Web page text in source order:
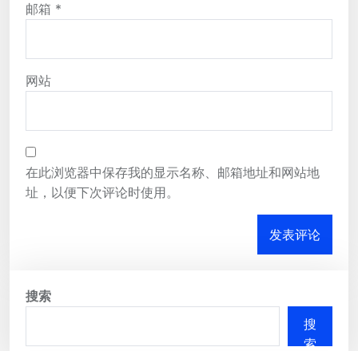
邮箱 *
网站
在此浏览器中保存我的显示名称、邮箱地址和网站地
址，以便下次评论时使用。
搜索
搜
索